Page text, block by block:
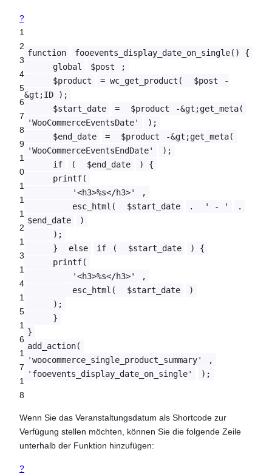
?
1
2
3
4
5
6
7
8
9
1
0
1
1
1
2
1
3
1
4
1
5
1
6
1
7
1
8
function
fooevents_display_date_on_single() {
global
$post
;
$product
= wc_get_product( $post
-
&gt;ID );
$start_date
= $product
-&gt;get_meta(
'WooCommerceEventsDate'
);
$end_date
= $product
-&gt;get_meta(
'WooCommerceEventsEndDate'
);
if
( $end_date
) {
printf(
'<h3>%s</h3>'
,
esc_html(
$start_date . ' - '
.
$end_date
)
);
}
else if ( $start_date
) {
printf(
'<h3>%s</h3>'
,
esc_html(
$start_date
)
);
}
}
add_action(
'woocommerce_single_product_summary'
,
'fooevents_display_date_on_single'
);
Wenn Sie das Veranstaltungsdatum als Shortcode zur
Verfügung stellen möchten, können Sie die folgende Zeile
unterhalb der Funktion hinzufügen:
?